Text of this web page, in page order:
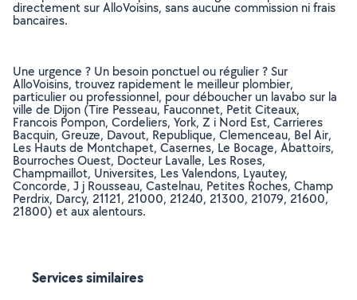
directement sur AlloVoisins, sans aucune commission ni frais
bancaires.
Une urgence ? Un besoin ponctuel ou régulier ? Sur
AlloVoisins, trouvez rapidement le meilleur plombier,
particulier ou professionnel, pour déboucher un lavabo sur la
ville de Dijon (Tire Pesseau, Fauconnet, Petit Citeaux,
Francois Pompon, Cordeliers, York, Z i Nord Est, Carrieres
Bacquin, Greuze, Davout, Republique, Clemenceau, Bel Air,
Les Hauts de Montchapet, Casernes, Le Bocage, Abattoirs,
Bourroches Ouest, Docteur Lavalle, Les Roses,
Champmaillot, Universites, Les Valendons, Lyautey,
Concorde, J j Rousseau, Castelnau, Petites Roches, Champ
Perdrix, Darcy, 21121, 21000, 21240, 21300, 21079, 21600,
21800) et aux alentours.
Services similaires